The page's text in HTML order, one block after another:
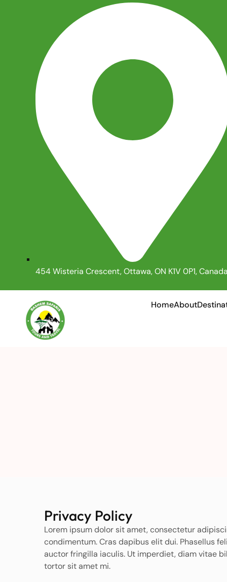
454 Wisteria Crescent, Ottawa, ON K1V 0P1, Canada
HomeAbout
Privacy Policy
Lorem ipsum dolor sit amet, consectetur
condimentum. Cras dapibus elit dui. Phasellus
auctor fringilla iaculis. Ut imperdiet, diam vitae
tortor sit amet mi.